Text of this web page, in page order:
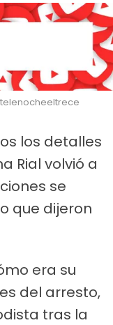
los detalles
Rial volvió a
se
que dijeron
era su
del arresto,
tras la